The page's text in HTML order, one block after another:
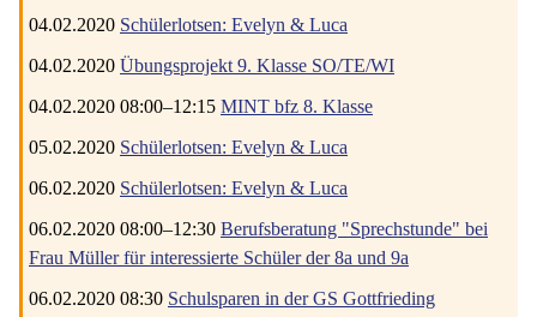
04.02.2020 Schülerlotsen: Evelyn & Luca
04.02.2020 Übungsprojekt 9. Klasse SO/TE/WI
04.02.2020 08:00–12:15 MINT bfz 8. Klasse
05.02.2020 Schülerlotsen: Evelyn & Luca
06.02.2020 Schülerlotsen: Evelyn & Luca
06.02.2020 08:00–12:30 Berufsberatung "Sprechstunde" bei
Frau Müller für interessierte Schüler der 8a und 9a
06.02.2020 08:30 Schulsparen in der GS Gottfrieding